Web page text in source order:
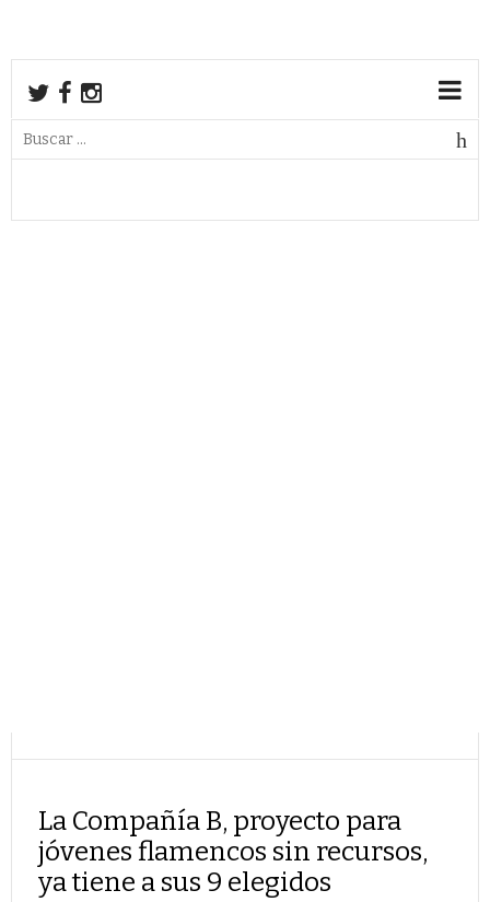
La Compañía B, proyecto para
jóvenes flamencos sin recursos,
ya tiene a sus 9 elegidos